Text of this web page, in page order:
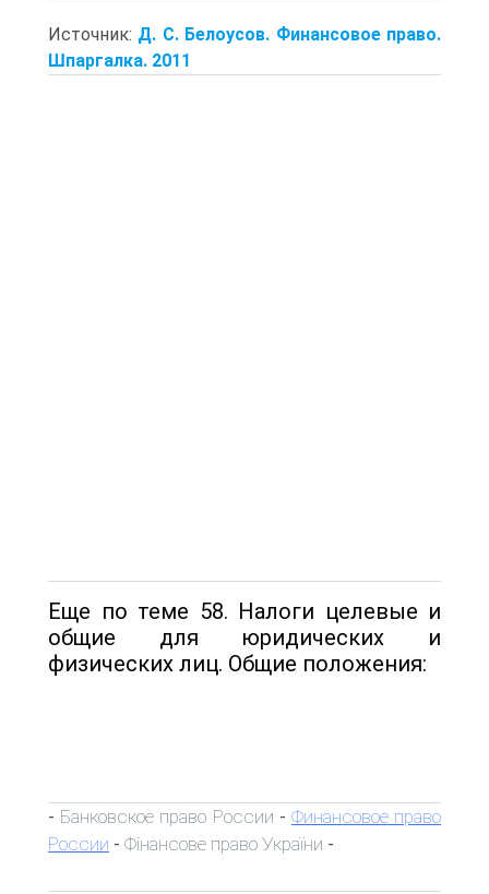
Источник: Д. С. Белоуcов. Финансовое право.
Шпаргалка. 2011
Еще по теме 58. Налоги целевые и
общие для юридических и
физических лиц. Общие положения:
- Банковское право России - Финансовое право
России - Фінансове право України -